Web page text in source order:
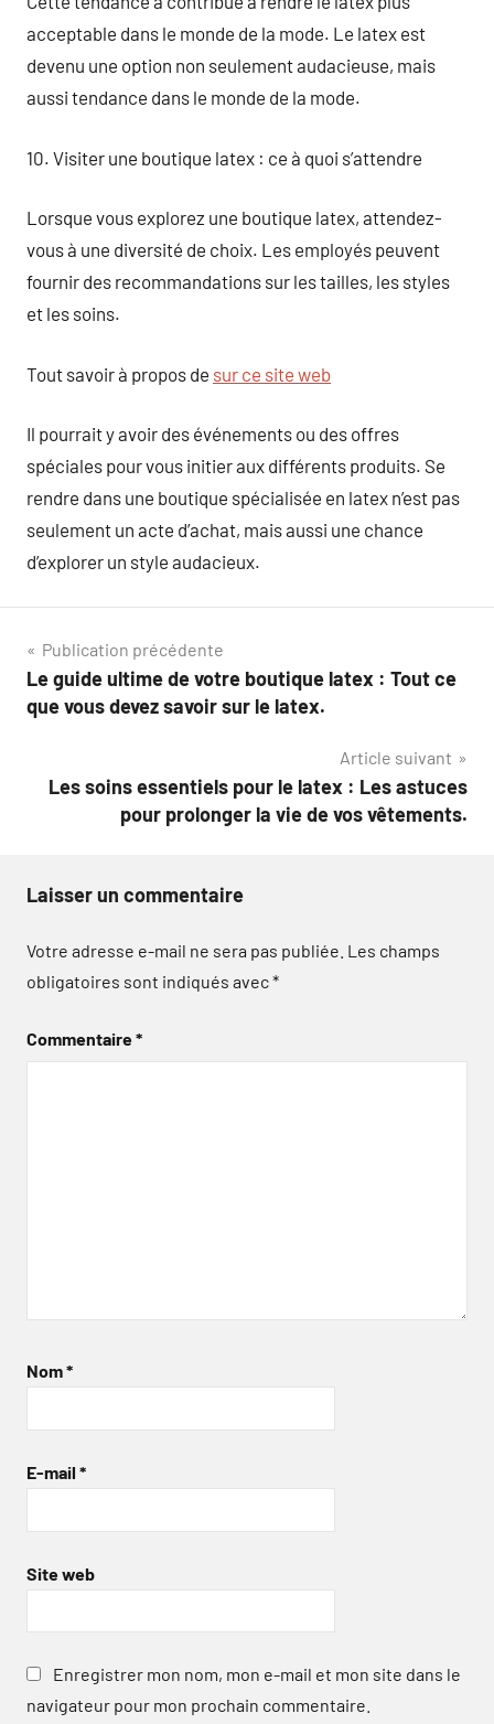
acceptable dans le monde de la mode. Le latex est
devenu une option non seulement audacieuse, mais
aussi tendance dans le monde de la mode.
10. Visiter une boutique latex : ce à quoi s’attendre
Lorsque vous explorez une boutique latex, attendez-
vous à une diversité de choix. Les employés peuvent
fournir des recommandations sur les tailles, les styles
et les soins.
Tout savoir à propos de sur ce site web
Il pourrait y avoir des événements ou des offres
spéciales pour vous initier aux différents produits. Se
rendre dans une boutique spécialisée en latex n’est pas
seulement un acte d’achat, mais aussi une chance
d’explorer un style audacieux.
Navigation
de
Publication précédente
Le guide ultime de votre boutique latex : Tout ce
que vous devez savoir sur le latex.
Article suivant
Les soins essentiels pour le latex : Les astuces
pour prolonger la vie de vos vêtements.
Laisser un commentaire
Votre adresse e-mail ne sera pas publiée. Les champs
obligatoires sont indiqués avec*
Commentaire*
Nom*
E-mail *
Site web
Enregistrer mon nom, mon e-mail et mon site dans le
navigateur pour mon prochain commentaire.